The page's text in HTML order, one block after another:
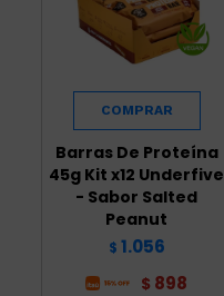
Barras De Proteína
45g Kit x12 Underfive
- Sabor Salted
Peanut
$ 1.056
$ 898